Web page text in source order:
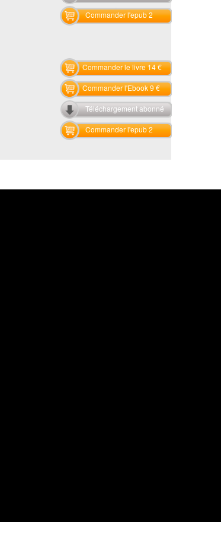
Commander l'epub 2
Commander le livre 14 €
Commander l'Ebook 9 €
Téléchargement abonné
Commander l'epub 2